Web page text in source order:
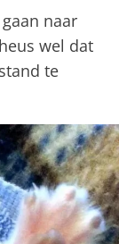
naar
wel dat
te